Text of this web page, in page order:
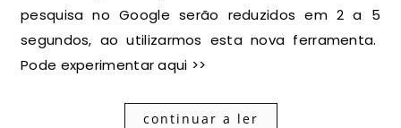
pesquisa no Google serão reduzidos em 2 a 5
segundos, ao utilizarmos esta nova ferramenta.
Pode experimentar aqui >>
continuar a ler